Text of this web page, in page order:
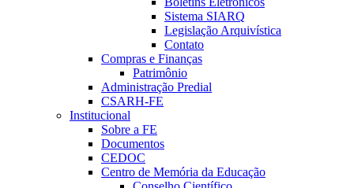
Sistema SIARQ
Legislação Arquivística
Contato
Compras e Finanças
Patrimônio
Administração Predial
CSARH-FE
Institucional
Sobre a FE
Documentos
CEDOC
Centro de Memória da Educação